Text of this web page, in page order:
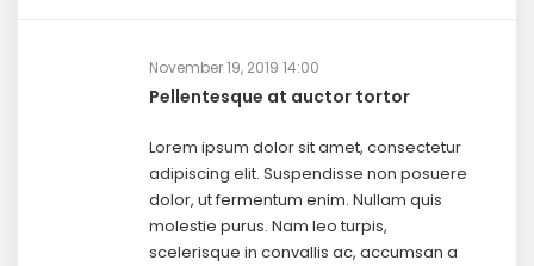
November 19, 2019 14:00
Pellentesque at auctor tortor
Lorem ipsum dolor sit amet, consectetur
adipiscing elit. Suspendisse non posuere
dolor, ut fermentum enim. Nullam quis
molestie purus. Nam leo turpis,
scelerisque in convallis ac, accumsan a